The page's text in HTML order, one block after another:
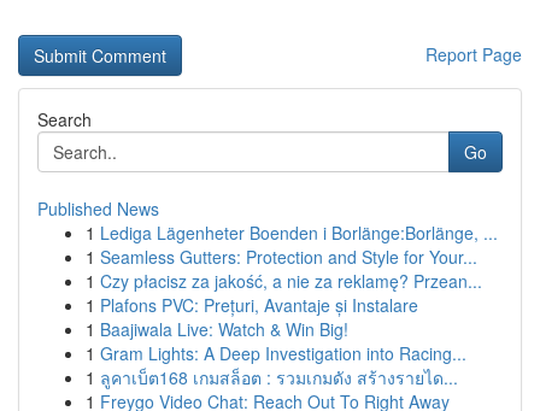
Report Page
Search
Go
Published News
1 Lediga Lägenheter Boenden i Borlänge:Borlänge, ...
1 Seamless Gutters: Protection and Style for Your...
1 Czy płacisz za jakość, a nie za reklamę? Przean...
1 Plafons PVC: Prețuri, Avantaje și Instalare
1 Baajiwala Live: Watch & Win Big!
1 Gram Lights: A Deep Investigation into Racing...
1 ลูคาเบ็ต168 เกมสล็อต : รวมเกมดัง สร้างรายได...
1 Freygo Video Chat: Reach Out To Right Away